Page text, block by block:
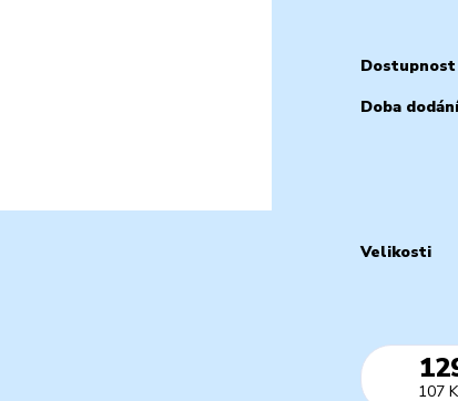
Dostupnost
Doba dodání
Velikosti
107